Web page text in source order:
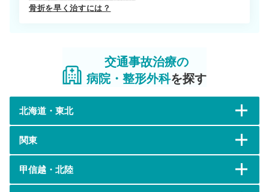
骨折を早く治すには？
交通事故治療の
病院・整形外科を探す
北海道・東北
関東
甲信越・北陸